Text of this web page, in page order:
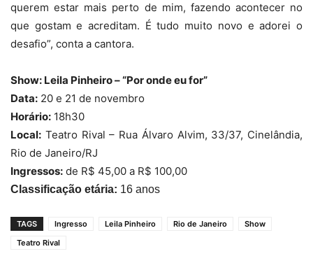
querem estar mais perto de mim, fazendo acontecer no
que gostam e acreditam. É tudo muito novo e adorei o
desafio”, conta a cantora.
Show: Leila Pinheiro – “Por onde eu for”
Data: 20 e 21 de novembro
Horário: 18h30
Local: Teatro Rival – Rua Álvaro Alvim, 33/37, Cinelândia,
Rio de Janeiro/RJ
Ingressos: de R$ 45,00 a R$ 100,00
Classificação etária: 16 anos
TAGS Ingresso Leila Pinheiro Rio de Janeiro
Show
Teatro Rival